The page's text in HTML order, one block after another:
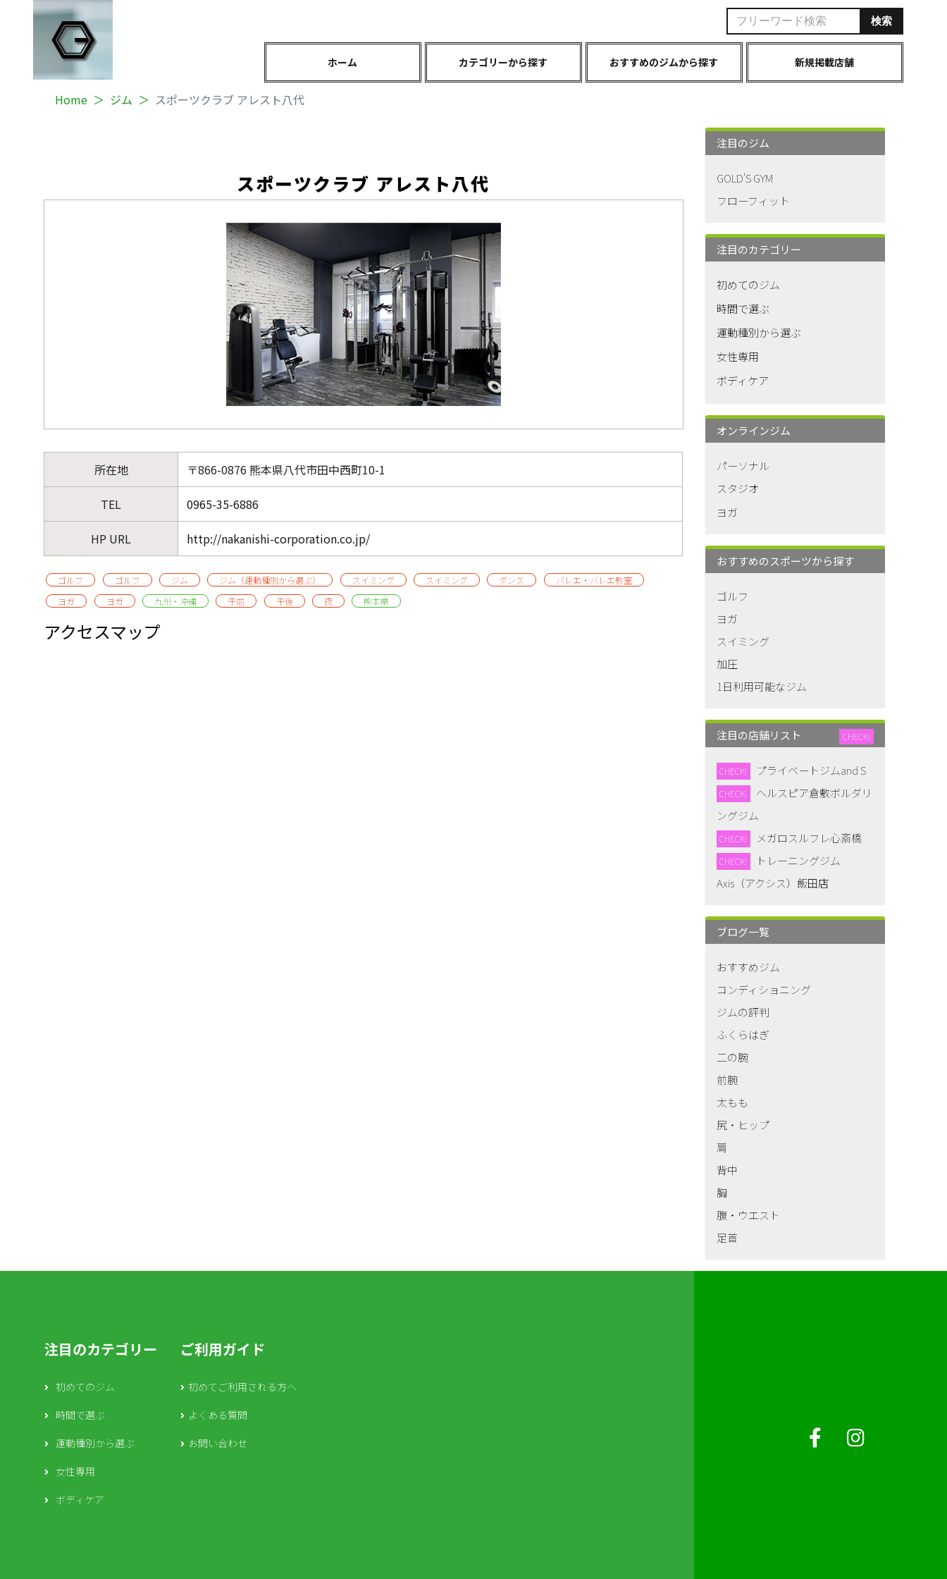
ホーム カテゴリーから探す おすすめのジムから探す 新規掲載店舗
Home ジム スポーツクラブ アレスト八代
スポーツクラブ アレスト八代
所在地 〒866-0876 熊本県八代市田中西町10-1
TEL 0965-35-6886
HP URL http://nakanishi-corporation.co.jp/
ゴルフ ゴルフ ジム ジム（運動種別から選ぶ） スイミング スイミング ダンス
バレエ・バレエ教室
ヨガ
ヨガ 九州・沖縄 午前 午後 夜 熊本県
アクセスマップ
注目のジム
GOLD'S GYM
フローフィット
注目のカテゴリー
初めてのジム
時間で選ぶ
運動種別から選ぶ
女性専用
ボディケア
オンラインジム
パーソナル
スタジオ
ヨガ
おすすめのスポーツから探す
ゴルフ
ヨガ
スイミング
加圧
1日利用可能なジム
注目の店舗リスト CHECK!
CHECK! プライベートジムand S
CHECK!
ヘルスピア倉敷ボルダリ
ングジム
CHECK! メガロスルフレ心斎橋
CHECK!
トレーニングジム
Axis（アクシス）飯田店
ブログ一覧
おすすめジム
コンディショニング
ジムの評判
ふくらはぎ
二の腕
前腕
太もも
尻・ヒップ
肩
背中
胸
腹・ウエスト
足首
注目のカテゴリー
初めてのジム
時間で選ぶ
運動種別から選ぶ
女性専用
ボディケア
ご利用ガイド
初めてご利用される方へ
よくある質問
お問い合わせ